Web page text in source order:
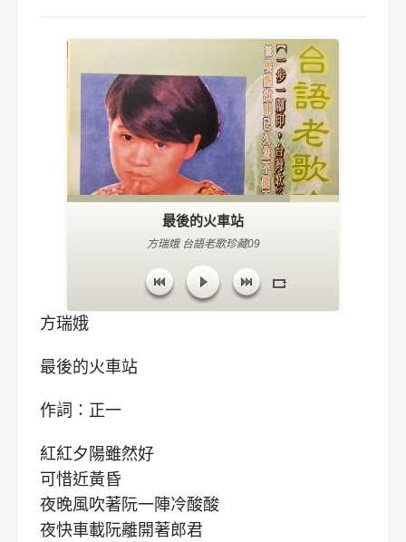
最後的火車站
方瑞娥 台語老歌珍藏09
方瑞娥
最後的火車站
作詞：正一
紅紅夕陽雖然好
可惜近黃昏
夜晚風吹著阮一陣冷酸酸
夜快車載阮離開著郎君